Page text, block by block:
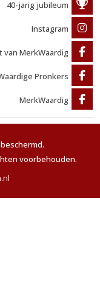
40-jarig jubileum
Instagram
van MerkWaardig
Pronkers
MerkWaardig
voorbehouden.